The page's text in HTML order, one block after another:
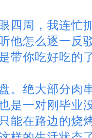
四周，我连忙
他怎么逐一反
带你吃好吃的
。绝大部分肉
是一对刚毕业
能在路边的烧